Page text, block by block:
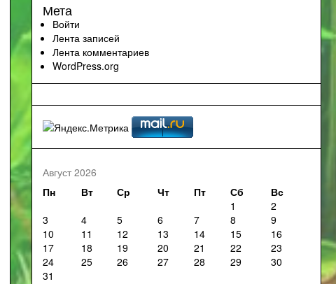
Мета
Войти
Лента записей
Лента комментариев
WordPress.org
Август 2026
Пн
Вт Ср Чт Пт Сб
Вс
1
2
3
4 5 6 7 8
9
10
11 12 13 14 15
16
17
18 19 20 21 22
23
24
25 26 27 28 29
30
31